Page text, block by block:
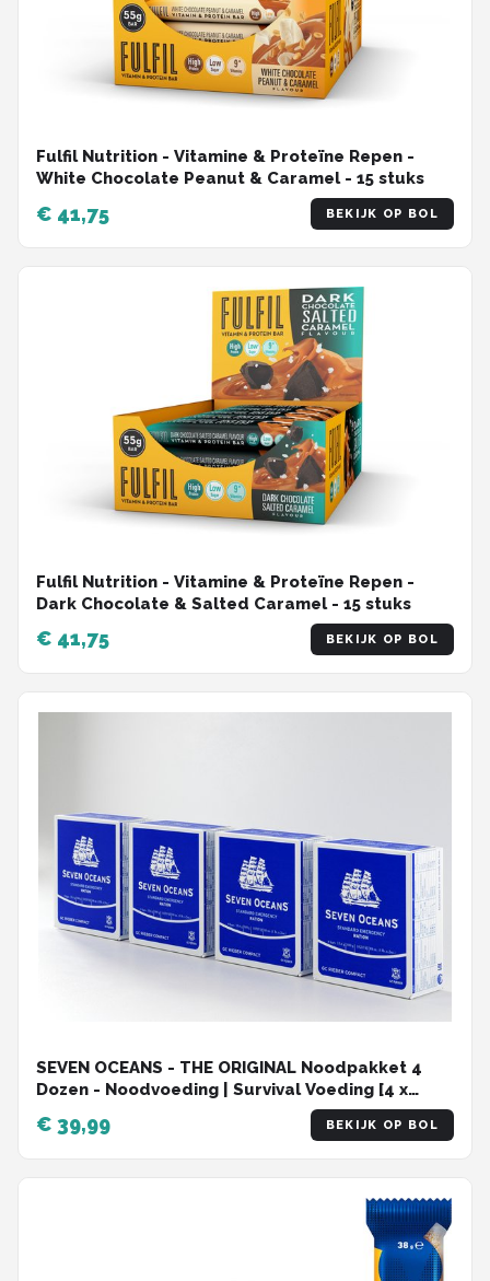
Fulfil Nutrition - Vitamine & Proteïne Repen -
White Chocolate Peanut & Caramel - 15 stuks
€ 41,75 BEKIJK OP BOL
Fulfil Nutrition - Vitamine & Proteïne Repen -
Dark Chocolate & Salted Caramel - 15 stuks
€ 41,75 BEKIJK OP BOL
SEVEN OCEANS - THE ORIGINAL Noodpakket 4
Dozen - Noodvoeding | Survival Voeding [4 x
500g] + extra vitaminen Energierijke outdoor
noodrantsoenen I Prepper en Survival voeding |
2500 Calorieën | Extreem lang houdbare
noodvoorraad
€ 39,99 BEKIJK OP BOL